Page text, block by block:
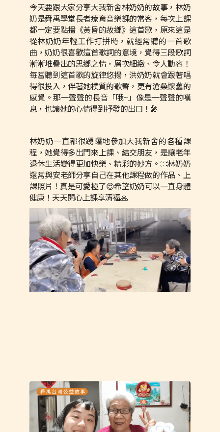
今天要跟大家分享大我新舍林奶奶的故事，林奶
奶是舜禹學堂長者療育音樂課的常客，每次上課
都一定要點播《黃昏的故鄉》這首歌，原來這是
從林奶奶年輕工作打拼時，就經常聽的一首歌
曲，奶奶很喜歡這首歌詞的意境，覺得三段歌詞
漸漸堆疊出的思鄉之情，層次細緻、令人動容！
每當聽到這首歌的旋律悠揚，洪奶奶就會跟著唱
得很投入，伴著她樸質的歌聲，更有滄桑懷舊的
感覺。那一聲聲的長音「哦~」像是一聲聲的嘆
息，也讓她的心情得到抒發的出口！🎤
林奶奶一直都很踴躍地參加大我新舍的各種課
程，她覺得多出門來上課、結交朋友，是讓老年
退休生活變得更加快樂、精彩的妙方。👏林奶奶
還常與安老師分享自己在其他課程做的作品、上
課照片！真是可愛極了😍希望奶奶可以一直身體
健康！天天開心上課享清福🙏